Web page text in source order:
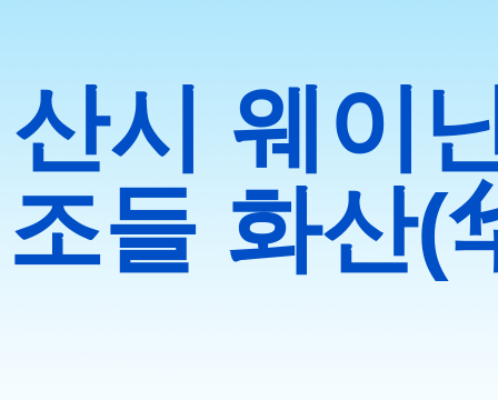
산시 웨이
조들 화산(